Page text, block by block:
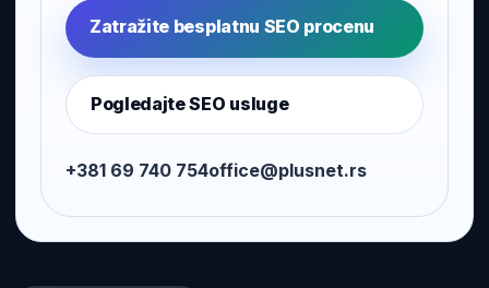
Zatražite besplatnu SEO procenu
Pogledajte SEO usluge
+381 69 740 754office@plusnet.rs